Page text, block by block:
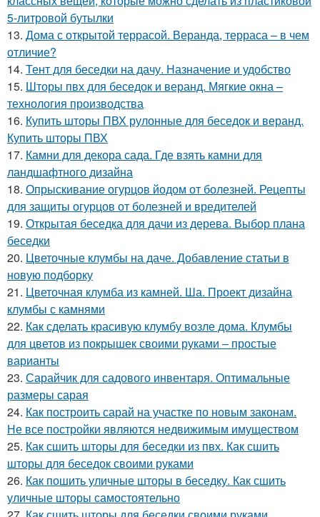
5-литровой бутылки
13. Дома с открытой террасой. Веранда, терраса – в чем
отличие?
14. Тент для беседки на дачу. Назначение и удобство
15. Шторы пвх для беседок и веранд. Мягкие окна –
технология производства
16. Купить шторы ПВХ рулонные для беседок и веранд.
Купить шторы ПВХ
17. Камни для декора сада. Где взять камни для
ландшафтного дизайна
18. Опрыскивание огурцов йодом от болезней. Рецепты
для защиты огурцов от болезней и вредителей
19. Открытая беседка для дачи из дерева. Выбор плана
беседки
20. Цветочные клумбы на даче. Добавление статьи в
новую подборку
21. Цветочная клумба из камней. Ша. Проект дизайна
клумбы с камнями
22. Как сделать красивую клумбу возле дома. Клумбы
для цветов из покрышек своими руками – простые
варианты
23. Сарайчик для садового инвентаря. Оптимальные
размеры сарая
24. Как построить сарай на участке по новым законам.
Не все постройки являются недвижимым имуществом
25. Как сшить шторы для беседки из пвх. Как сшить
шторы для беседок своими руками
26. Как пошить уличные шторы в беседку. Как сшить
уличные шторы самостоятельно